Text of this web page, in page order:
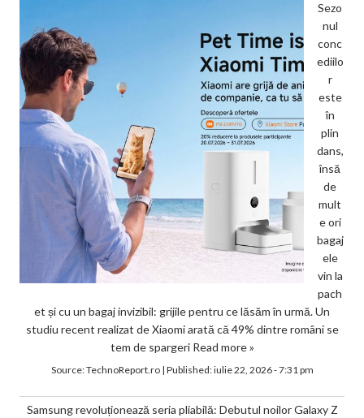
Sezo
nul
conc
ediilo
r
este
în
plin
dans,
însă
de
mult
e ori
bagaj
ele
vin la
pach
et și cu un bagaj invizibil: grijile pentru ce lăsăm în urmă. Un
studiu recent realizat de Xiaomi arată că 49% dintre români se
tem de spargeri Read more »
Source:TechnoReport.ro| Published:iulie 22, 2026 - 7:31 pm
Samsung revoluționează seria pliabilă: Debutul noilor Galaxy Z